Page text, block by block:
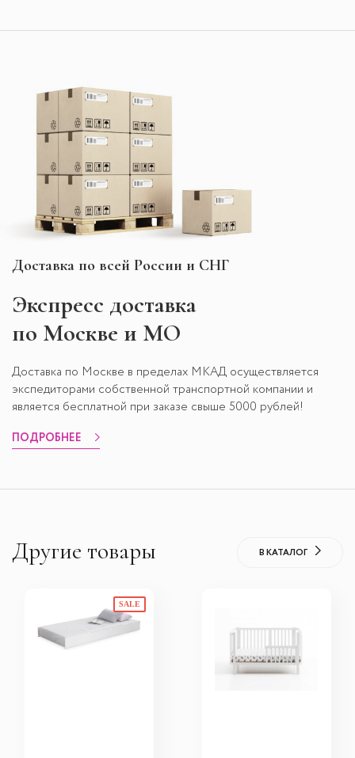
Доставка по всей России и СНГ
Экспресс доставка
по Москве и МО
Доставка по Москве в пределах МКАД осуществляется
экспедиторами собственной транспортной компании и
является бесплатной при заказе свыше 5000 рублей!
ПОДРОБНЕЕ
Другие товары В КАТАЛОГ
SALE